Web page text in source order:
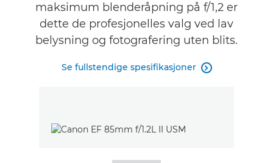
maksimum blenderåpning på f/1,2 er
dette de profesjonelles valg ved lav
belysning og fotografering uten blits.
Se fullstendige spesifikasjoner 